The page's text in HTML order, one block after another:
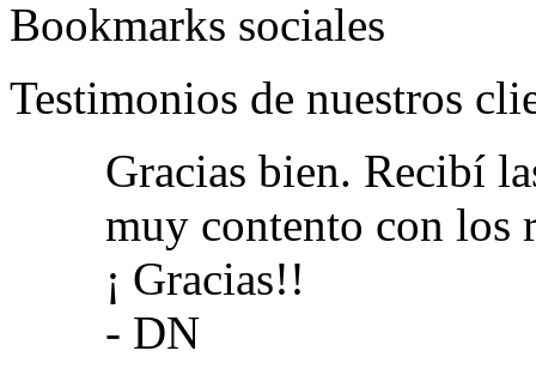
Bookmarks sociales
Testimonios de nuestros
Gracias bien. Recibí
muy contento con los
¡ Gracias!!
- DN